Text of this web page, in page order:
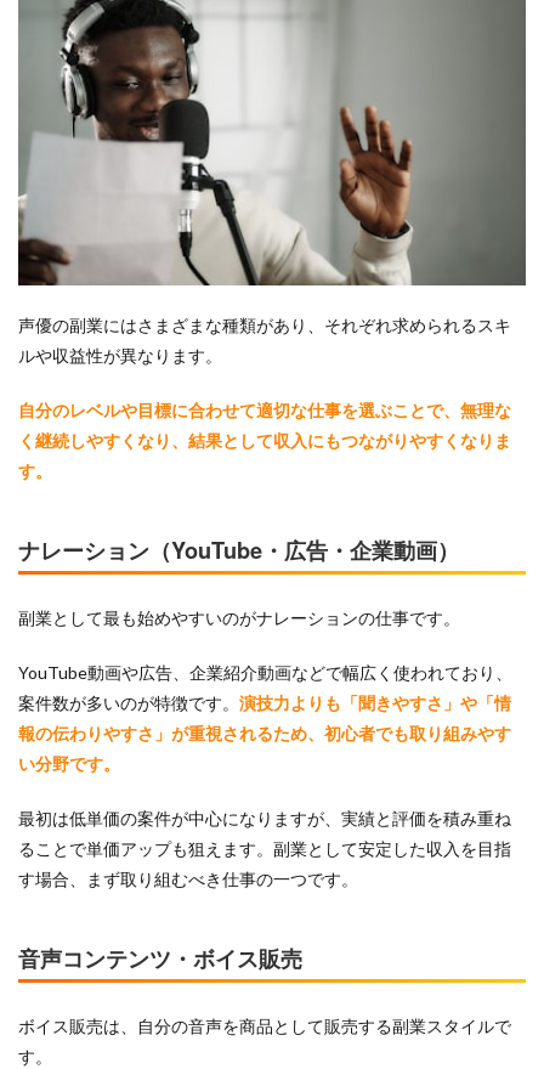
声優の副業にはさまざまな種類があり、それぞれ求められるスキ
ルや収益性が異なります。
自分のレベルや目標に合わせて適切な仕事を選ぶことで、無理な
く継続しやすくなり、結果として収入にもつながりやすくなりま
す。
ナレーション（YouTube・広告・企業動画）
副業として最も始めやすいのがナレーションの仕事です。
YouTube動画や広告、企業紹介動画などで幅広く使われており、
案件数が多いのが特徴です。 演技力よりも「聞きやすさ」や「情
報の伝わりやすさ」が重視されるため、初心者でも取り組みやす
い分野です。
最初は低単価の案件が中心になりますが、実績と評価を積み重ね
ることで単価アップも狙えます。副業として安定した収入を目指
す場合、まず取り組むべき仕事の一つです。
音声コンテンツ・ボイス販売
ボイス販売は、自分の音声を商品として販売する副業スタイルで
す。